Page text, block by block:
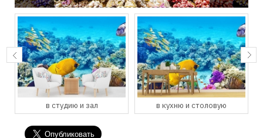
в студию и зал в кухню и столовую